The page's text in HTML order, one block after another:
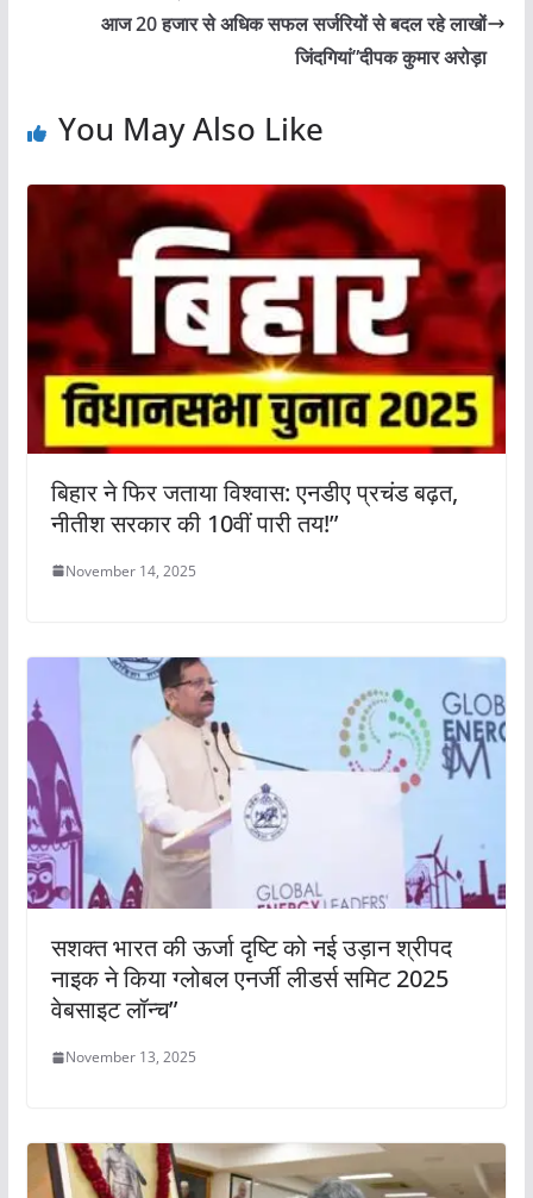
आज 20 हजार से अधिक सफल सर्जरियों से बदल रहे लाखों
जिंदगियां”दीपक कुमार अरोड़ा
You May Also Like
बिहार ने फिर जताया विश्वास: एनडीए प्रचंड बढ़त,
नीतीश सरकार की 10वीं पारी तय!”
November 14, 2025
सशक्त भारत की ऊर्जा दृष्टि को नई उड़ान श्रीपद
नाइक ने किया ग्लोबल एनर्जी लीडर्स समिट 2025
वेबसाइट लॉन्च”
November 13, 2025